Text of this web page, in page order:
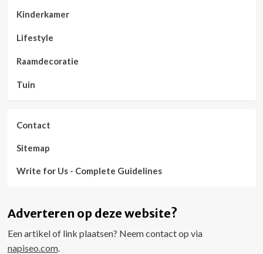
Kinderkamer
Lifestyle
Raamdecoratie
Tuin
Contact
Sitemap
Write for Us - Complete Guidelines
Adverteren op deze website?
Een artikel of link plaatsen? Neem contact op via
napiseo.com.